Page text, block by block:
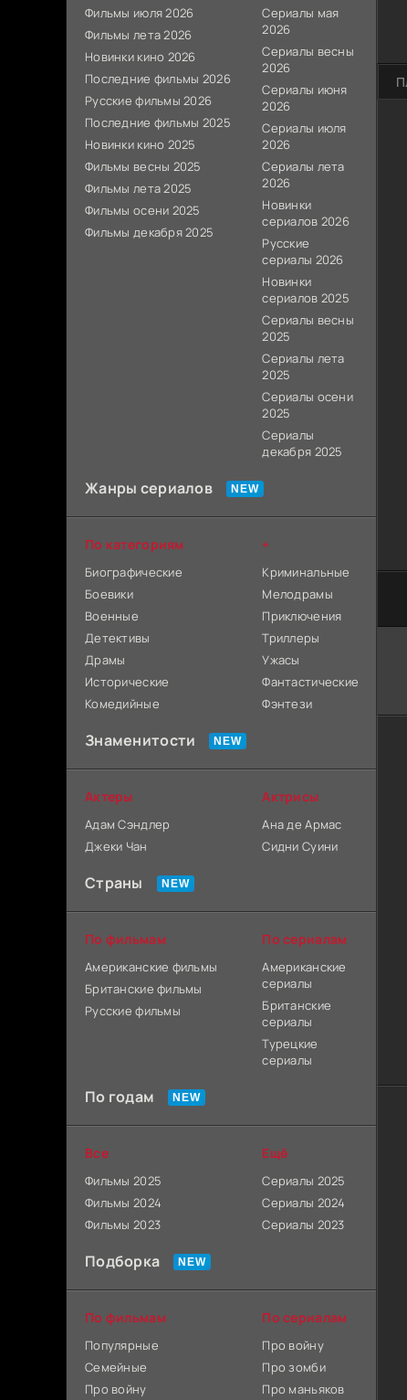
Фильмы июля 2026
Фильмы лета 2026
Новинки кино 2026
Последние фильмы 2026
Русские фильмы 2026
Последние фильмы 2025
Новинки кино 2025
Фильмы весны 2025
Фильмы лета 2025
Фильмы осени 2025
Фильмы декабря 2025
Сериалы мая
2026
Сериалы весны
2026
Сериалы июня
2026
Сериалы июля
2026
Сериалы лета
2026
Новинки
сериалов 2026
Русские
сериалы 2026
Новинки
сериалов 2025
Сериалы весны
2025
Сериалы лета
2025
Сериалы осени
2025
Сериалы
декабря 2025
Жанры сериалов
По категориям
Биографические
Боевики
Военные
Детективы
Драмы
Исторические
Комедийные
+
Криминальные
Мелодрамы
Приключения
Триллеры
Ужасы
Фантастические
Фэнтези
Знаменитости
Актеры
Адам Сэндлер
Джеки Чан
Актрисы
Ана де Армас
Сидни Суини
Страны
По фильмам
Американские фильмы
Британские фильмы
Русские фильмы
По сериалам
Американские
сериалы
Британские
сериалы
Турецкие
сериалы
По годам
Все
Фильмы 2025
Фильмы 2024
Фильмы 2023
Ещё
Сериалы 2025
Сериалы 2024
Сериалы 2023
Подборка
По фильмам
Популярные
Семейные
Про войну
По сериалам
Про войну
Про зомби
Про маньяков